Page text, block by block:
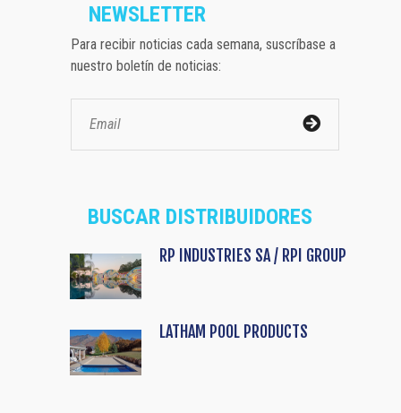
NEWSLETTER
Para recibir noticias cada semana, suscríbase a
nuestro boletín de noticias:
BUSCAR DISTRIBUIDORES
RP INDUSTRIES SA / RPI GROUP
LATHAM POOL PRODUCTS